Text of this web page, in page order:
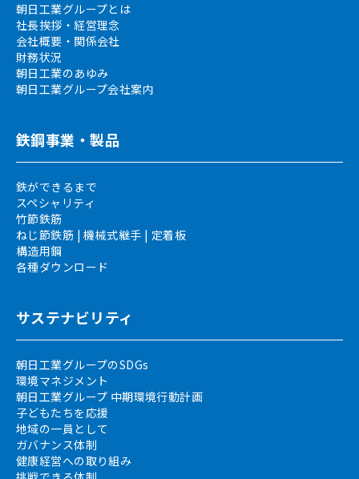
朝日工業グループとは
社長挨拶・経営理念
会社概要・関係会社
財務状況
朝日工業のあゆみ
朝日工業グループ会社案内
鉄鋼事業・製品
鉄ができるまで
スペシャリティ
竹節鉄筋
ねじ節鉄筋 | 機械式継手 | 定着板
構造用鋼
各種ダウンロード
サステナビリティ
朝日工業グループのSDGs
環境マネジメント
朝日工業グループ 中期環境行動計画
子どもたちを応援
地域の一員として
ガバナンス体制
健康経営への取り組み